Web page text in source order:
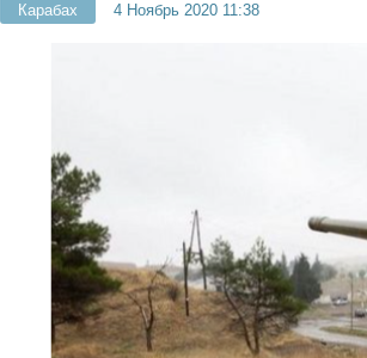
Карабах 4 Ноябрь 2020 11:38